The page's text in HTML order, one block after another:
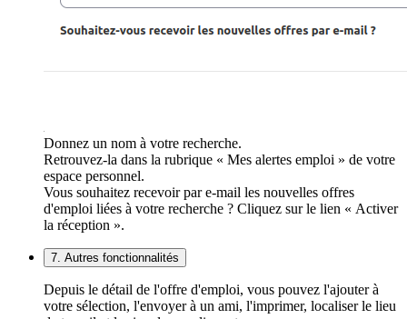
Donnez un nom à votre recherche.
Retrouvez-la dans la rubrique « Mes alertes emploi » de votre
espace personnel.
Vous souhaitez recevoir par e-mail les nouvelles offres
d'emploi liées à votre recherche ? Cliquez sur le lien « Activer
la réception ».
7. Autres fonctionnalités
Depuis le détail de l'offre d'emploi, vous pouvez l'ajouter à
votre sélection, l'envoyer à un ami, l'imprimer, localiser le lieu